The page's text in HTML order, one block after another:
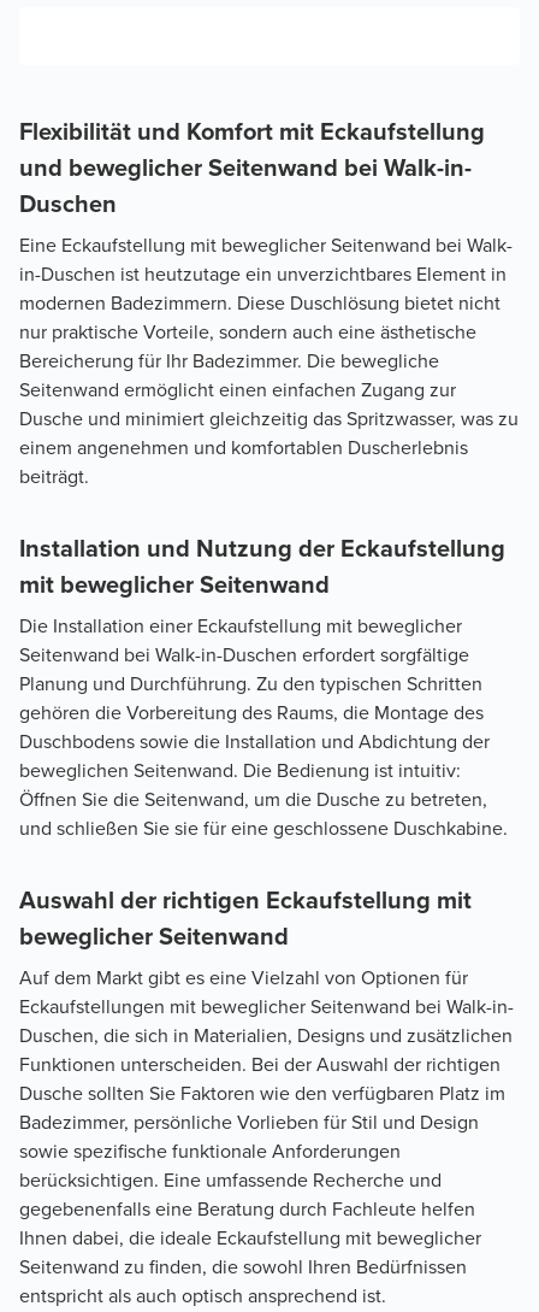
Flexibilität und Komfort mit Eckaufstellung
und beweglicher Seitenwand bei Walk-in-
Duschen
Eine Eckaufstellung mit beweglicher Seitenwand bei Walk-
in-Duschen ist heutzutage ein unverzichtbares Element in
modernen Badezimmern. Diese Duschlösung bietet nicht
nur praktische Vorteile, sondern auch eine ästhetische
Bereicherung für Ihr Badezimmer. Die bewegliche
Seitenwand ermöglicht einen einfachen Zugang zur
Dusche und minimiert gleichzeitig das Spritzwasser, was zu
einem angenehmen und komfortablen Duscherlebnis
beiträgt.
Installation und Nutzung der Eckaufstellung
mit beweglicher Seitenwand
Die Installation einer Eckaufstellung mit beweglicher
Seitenwand bei Walk-in-Duschen erfordert sorgfältige
Planung und Durchführung. Zu den typischen Schritten
gehören die Vorbereitung des Raums, die Montage des
Duschbodens sowie die Installation und Abdichtung der
beweglichen Seitenwand. Die Bedienung ist intuitiv:
Öffnen Sie die Seitenwand, um die Dusche zu betreten,
und schließen Sie sie für eine geschlossene Duschkabine.
Auswahl der richtigen Eckaufstellung mit
beweglicher Seitenwand
Auf dem Markt gibt es eine Vielzahl von Optionen für
Eckaufstellungen mit beweglicher Seitenwand bei Walk-in-
Duschen, die sich in Materialien, Designs und zusätzlichen
Funktionen unterscheiden. Bei der Auswahl der richtigen
Dusche sollten Sie Faktoren wie den verfügbaren Platz im
Badezimmer, persönliche Vorlieben für Stil und Design
sowie spezifische funktionale Anforderungen
berücksichtigen. Eine umfassende Recherche und
gegebenenfalls eine Beratung durch Fachleute helfen
Ihnen dabei, die ideale Eckaufstellung mit beweglicher
Seitenwand zu finden, die sowohl Ihren Bedürfnissen
entspricht als auch optisch ansprechend ist.